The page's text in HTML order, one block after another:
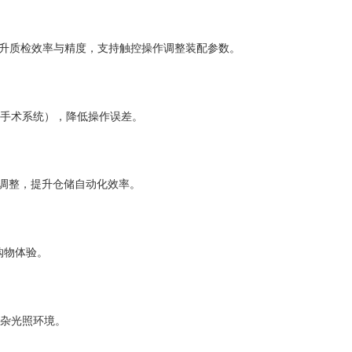
质检效率与精度，支持触控操作调整装配参数。
术系统），降低操作误差。
，提升仓储自动化效率。
体验。
光照环境。